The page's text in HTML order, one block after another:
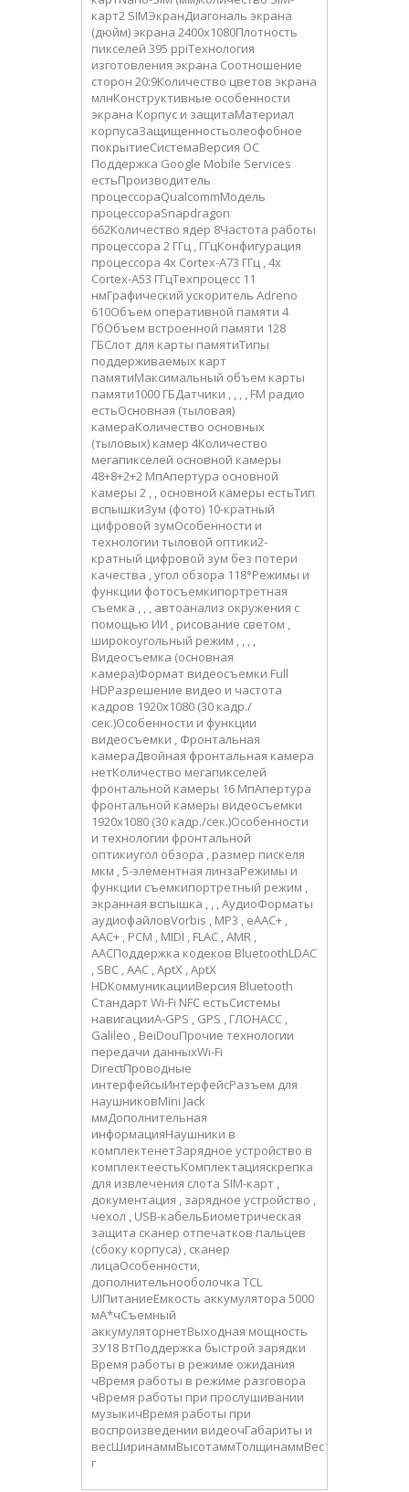
карт2 SIMЭкранДиагональ экрана
(дюйм) экрана 2400x1080Плотность
пикселей 395 ppiТехнология
изготовления экрана Соотношение
сторон 20:9Количество цветов экрана
млнКонструктивные особенности
экрана Корпус и защитаМатериал
корпусаЗащищенностьолеофобное
покрытиеСистемаВерсия ОС
Поддержка Google Mobile Services
естьПроизводитель
процессораQualcommМодель
процессораSnapdragon
662Количество ядер 8Частота работы
процессора 2 ГГц , ГГцКонфигурация
процессора 4x Cortex-A73 ГГц , 4x
Cortex-A53 ГГцТехпроцесс 11
нмГрафический ускоритель Adreno
610Объем оперативной памяти 4
ГбОбъем встроенной памяти 128
ГБСлот для карты памятиТипы
поддерживаемых карт
памятиМаксимальный объем карты
памяти1000 ГБДатчики , , , , FM радио
естьОсновная (тыловая)
камераКоличество основных
(тыловых) камер 4Количество
мегапикселей основной камеры
48+8+2+2 МпАпертура основной
камеры 2 , , основной камеры естьТип
вспышкиЗум (фото) 10-кратный
цифровой зумОсобенности и
технологии тыловой оптики2-
кратный цифровой зум без потери
качества , угол обзора 118°Режимы и
функции фотосъемкипортретная
съемка , , , автоанализ окружения с
помощью ИИ , рисование светом ,
широкоугольный режим , , , ,
Видеосъемка (основная
камера)Формат видеосъемки Full
HDРазрешение видео и частота
кадров 1920x1080 (30 кадр./
сек.)Особенности и функции
видеосъемки , Фронтальная
камераДвойная фронтальная камера
нетКоличество мегапикселей
фронтальной камеры 16 МпАпертура
фронтальной камеры видеосъемки
1920x1080 (30 кадр./сек.)Особенности
и технологии фронтальной
оптикиугол обзора , размер пискеля
мкм , 5-элементная линзаРежимы и
функции съемкипортретный режим ,
экранная вспышка , , , АудиоФорматы
аудиофайловVorbis , MP3 , eAAC+ ,
AAC+ , PCM , MIDI , FLAC , AMR ,
AACПоддержка кодеков BluetoothLDAC
, SBC , AAC , AptX , AptX
HDКоммуникацииВерсия Bluetooth
Стандарт Wi-Fi NFC естьСистемы
навигацииA-GPS , GPS , ГЛОНАСС ,
Galileo , BeiDouПрочие технологии
передачи данныхWi-Fi
DirectПроводные
интерфейсыИнтерфейсРазъем для
наушниковMini Jack
ммДополнительная
информацияНаушники в
комплектенетЗарядное устройство в
комплектеестьКомплектацияскрепка
для извлечения слота SIM-карт ,
документация , зарядное устройство ,
чехол , USB-кабельБиометрическая
защита сканер отпечатков пальцев
(сбоку корпуса) , сканер
лицаОсобенности,
дополнительнооболочка TCL
UIПитаниеЕмкость аккумулятора 5000
мА*чСъемный
аккумуляторнетВыходная мощность
ЗУ18 ВтПоддержка быстрой зарядки
Время работы в режиме ожидания
чВремя работы в режиме разговора
чВремя работы при прослушивании
музыкичВремя работы при
воспроизведении видеочГабариты и
весШиринаммВысотаммТолщинаммВес199
г